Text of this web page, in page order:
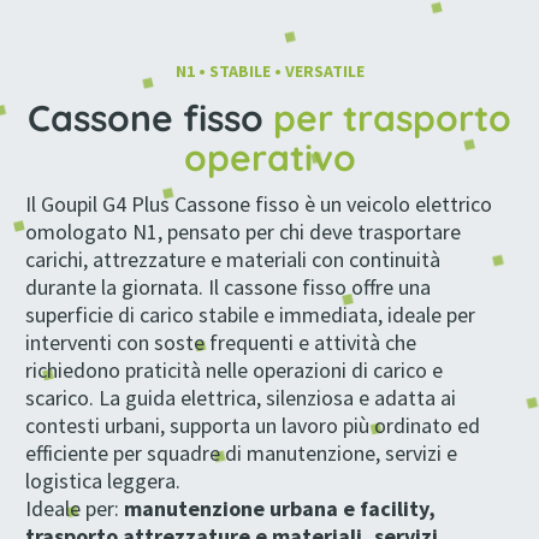
N1 • STABILE • VERSATILE
Cassone fisso per trasporto
operativo
Il Goupil G4 Plus Cassone fisso è un veicolo elettrico
omologato N1, pensato per chi deve trasportare
carichi, attrezzature e materiali con continuità
durante la giornata. Il cassone fisso offre una
superficie di carico stabile e immediata, ideale per
interventi con soste frequenti e attività che
richiedono praticità nelle operazioni di carico e
scarico. La guida elettrica, silenziosa e adatta ai
contesti urbani, supporta un lavoro più ordinato ed
efficiente per squadre di manutenzione, servizi e
logistica leggera.
Ideale per: manutenzione urbana e facility,